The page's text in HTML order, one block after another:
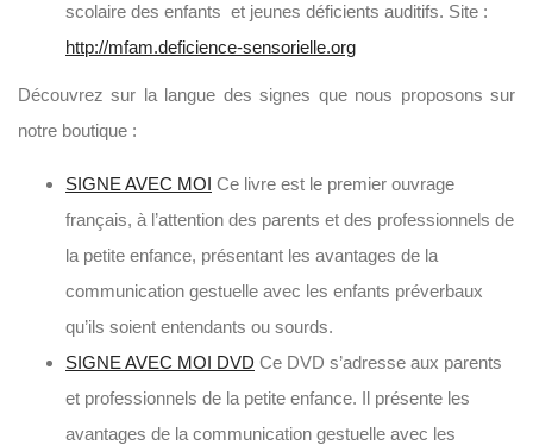
scolaire des enfants et jeunes déficients auditifs. Site :
http://mfam.deficience-sensorielle.org
Découvrez sur la langue des signes que nous proposons sur
notre boutique :
SIGNE AVEC MOI Ce livre est le premier ouvrage
français, à l’attention des parents et des professionnels de
la petite enfance, présentant les avantages de la
communication gestuelle avec les enfants préverbaux
qu’ils soient entendants ou sourds.
SIGNE AVEC MOI DVD Ce DVD s’adresse aux parents
et professionnels de la petite enfance. Il présente les
avantages de la communication gestuelle avec les